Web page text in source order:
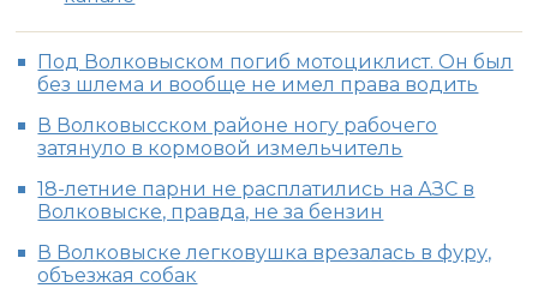
Под Волковыском погиб мотоциклист. Он был
без шлема и вообще не имел права водить
В Волковысском районе ногу рабочего
затянуло в кормовой измельчитель
18-летние парни не расплатились на АЗС в
Волковыске, правда, не за бензин
В Волковыске легковушка врезалась в фуру,
объезжая собак